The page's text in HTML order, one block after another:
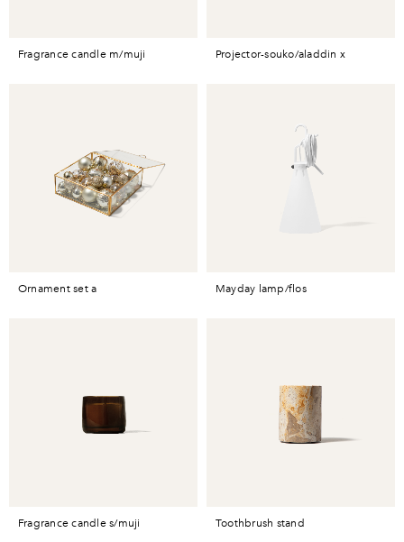
fragrance candle m/muji projector-souko/aladdin x
ornament set a mayday lamp/flos
fragrance candle s/muji toothbrush stand